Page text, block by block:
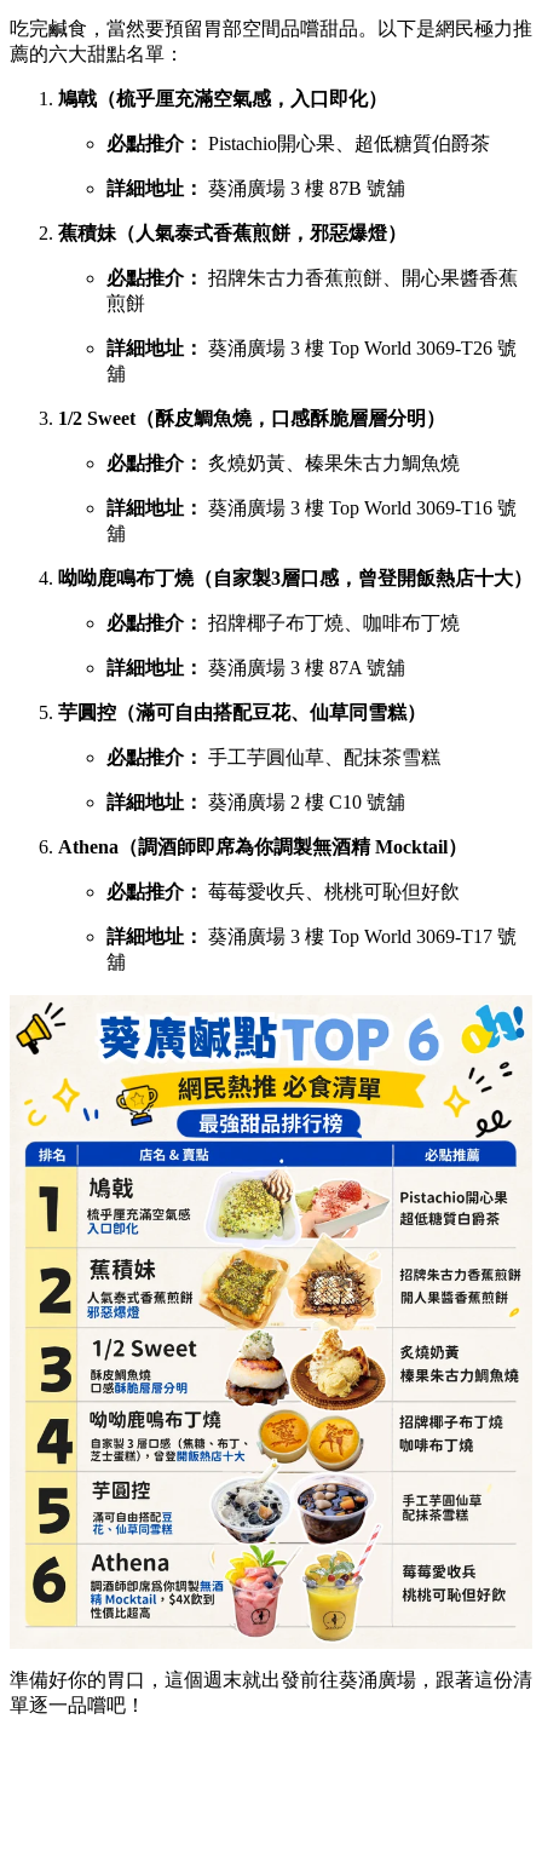
吃完鹹食，當然要預留胃部空間品嚐甜品。以下是網民極力推
薦的六大甜點名單：
鳩戟（梳乎厘充滿空氣感，入口即化）
必點推介： Pistachio開心果、超低糖質伯爵茶
詳細地址： 葵涌廣場 3 樓 87B 號舖
蕉積妹（人氣泰式香蕉煎餅，邪惡爆燈）
必點推介： 招牌朱古力香蕉煎餅、開心果醬香蕉
煎餅
詳細地址： 葵涌廣場 3 樓 Top World 3069-T26 號
舖
1/2 Sweet（酥皮鯛魚燒，口感酥脆層層分明）
必點推介： 炙燒奶黃、榛果朱古力鯛魚燒
詳細地址： 葵涌廣場 3 樓 Top World 3069-T16 號
舖
呦呦鹿鳴布丁燒（自家製3層口感，曾登開飯熱店十大）
必點推介： 招牌椰子布丁燒、咖啡布丁燒
詳細地址： 葵涌廣場 3 樓 87A 號舖
芋圓控（滿可自由搭配豆花、仙草同雪糕）
必點推介： 手工芋圓仙草、配抹茶雪糕
詳細地址： 葵涌廣場 2 樓 C10 號舖
Athena（調酒師即席為你調製無酒精 Mocktail）
必點推介： 莓莓愛收兵、桃桃可恥但好飲
詳細地址： 葵涌廣場 3 樓 Top World 3069-T17 號
舖
準備好你的胃口，這個週末就出發前往葵涌廣場，跟著這份清
單逐一品嚐吧！